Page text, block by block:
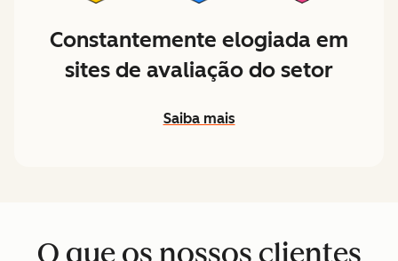
Constantemente elogiada em
sites de avaliação do setor
Saiba mais
O que os nossos clientes